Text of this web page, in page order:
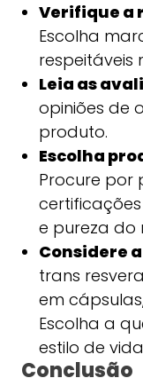
Verifique a
Escolha
respeitáveis
Leia as
opiniões de
produto.
Escolha
Procure por
e pureza do
Considere
trans
em
Escolha a
estilo de
Conclusão